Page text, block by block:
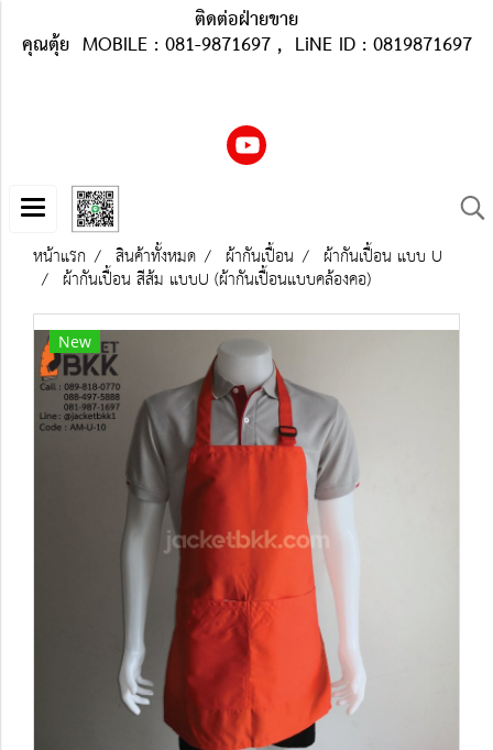
ติดต่อฝ่ายขาย
คุณตุ้ย MOBILE : 081-9871697 , LiNE ID : 0819871697
หน้าแรก สินค้าทั้งหมด ผ้ากันเปื้อน ผ้ากันเปื้อน แบบ U
ผ้ากันเปื้อน สีส้ม แบบU (ผ้ากันเปื้อนแบบคล้องคอ)
New